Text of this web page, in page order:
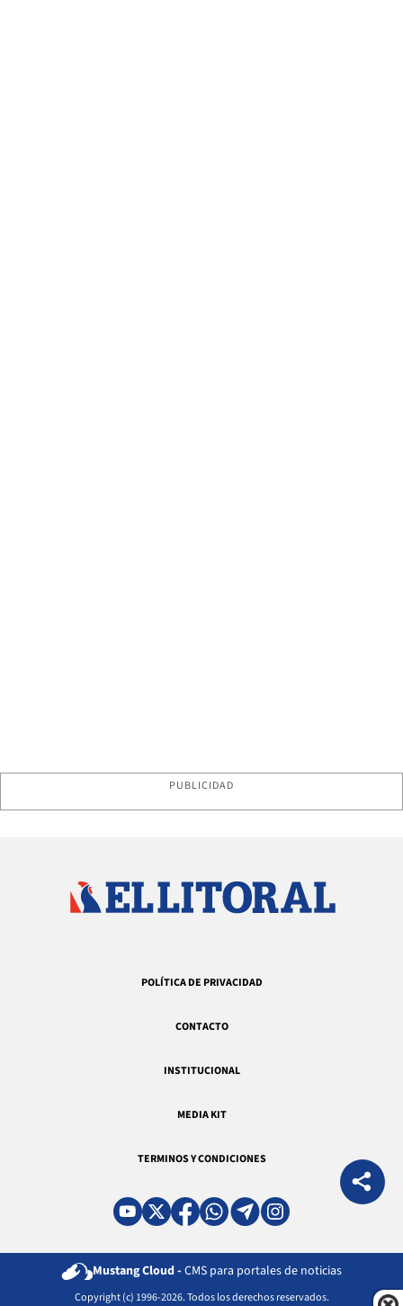
PUBLICIDAD
POLÍTICA DE PRIVACIDAD
CONTACTO
INSTITUCIONAL
MEDIA KIT
TERMINOS Y CONDICIONES
Mustang Cloud - CMS para portales de noticias
Copyright (c) 1996-2026. Todos los derechos reservados.